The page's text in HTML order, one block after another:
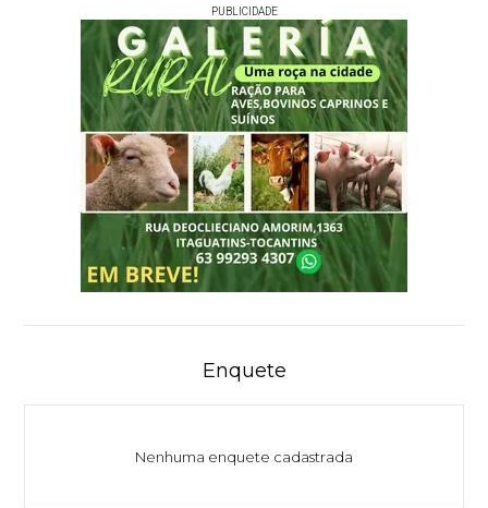
PUBLICIDADE
Enquete
Nenhuma enquete cadastrada